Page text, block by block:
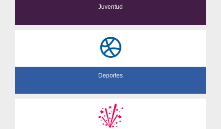
Juventud
Deportes